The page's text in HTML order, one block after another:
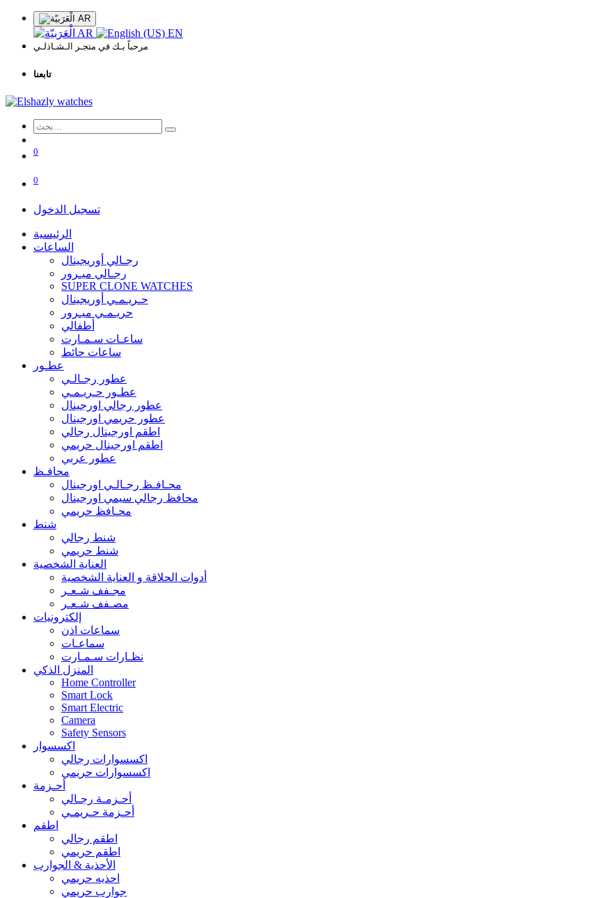
AR
AR EN
مرحباً بـك في متجـر الـشـاذلـي
تابعنا
0
0
تسجيل الدخول
الرئيسية
الساعات
رجـالي أوريجينال
رجـالي ميـرور
SUPER CLONE WATCHES
حـريـمـي أوريجينال
حريـمـي ميـرور
أطفالي
ساعـات سـمـارت
ساعات حائط
عطـور
عطور رجـالـي
عطـور حـريـمـي
عطور رجالي اورجينال
عطور حريمي اورجينال
اطقم اورجينال رجالي
اطقم اورجينال حريمي
عطور عربي
محافـظ
محـافـظ رجـالـي اورجينال
محافظ رجالي سيمي اورجينال
محـافظ حريمي
شنط
شنط رجالي
شنط حريمي
العناية الشخصية
أدوات الحلاقة و العناية الشخصية
مجـفف شـعـر
مصـفف شـعـر
إلكترونيات
سماعات اذن
سماعـات
نظـارات سـمـارت
المنزل الذكي
Home Controller
Smart Lock
Smart Electric
Camera
Safety Sensors
اكسسوار
اكسسوارات رجالي
اكسسوارات حريمي
أحـزمة
أحـزمـة رجـالي
أحـزمة حـريمـي
اطقم
اطقم رجالي
اطقم حريمي
الأحذية & الجوارب
احذيه حريمي
جوارب حريمي